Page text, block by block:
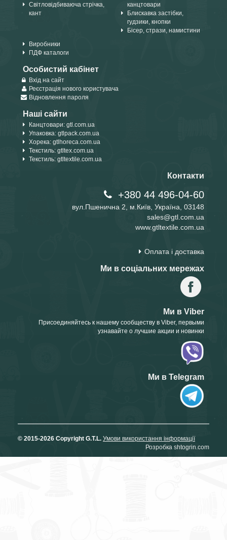
Світловідбиваюча стрічка,
кант
канцтовари
Блискавка застібки,
гудзики, кнопки
Бісер, стрази, намистини
Виробники
ПДФ каталоги
Особистий кабінет
Вхід на сайт
Реєстрація нового користувача
Відновлення пароля
Наші сайти
Канцтовари: gtl.com.ua
Упаковка: gtlpack.com.ua
Хорека: gtlhoreca.com.ua
Текстиль: gtltex.com.ua
Текстиль: gtltextile.com.ua
Контакти
+380 44 496-04-60
вул.Пшенична 2, м.Київ, Україна, 03148
sales@gtl.com.ua
www.gtltextile.com.ua
Оплата і доставка
Ми в соціальних мережах
Ми в Viber
Присоединяйтесь к нашему сообществу в Viber, первыми
узнавайте о лучшие акции и новинки
Ми в Telegram
© 2015-2026 Copyright G.T.L. Умови використання інформації
Розробка shtogrin.com